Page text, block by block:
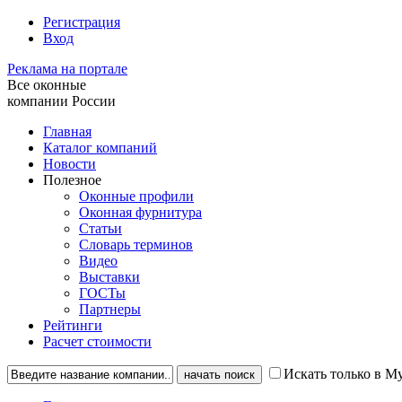
Регистрация
Вход
Реклама на портале
Все оконные
компании России
Главная
Каталог компаний
Новости
Полезное
Оконные профили
Оконная фурнитура
Статьи
Словарь терминов
Видео
Выставки
ГОСТы
Партнеры
Рейтинги
Расчет стоимости
Искать только в